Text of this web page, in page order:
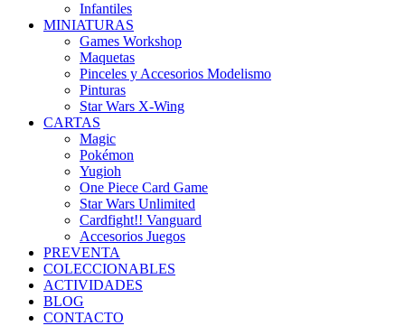
Infantiles
MINIATURAS
Games Workshop
Maquetas
Pinceles y Accesorios Modelismo
Pinturas
Star Wars X-Wing
CARTAS
Magic
Pokémon
Yugioh
One Piece Card Game
Star Wars Unlimited
Cardfight!! Vanguard
Accesorios Juegos
PREVENTA
COLECCIONABLES
ACTIVIDADES
BLOG
CONTACTO